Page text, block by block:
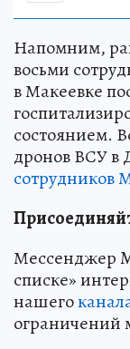
Напомним,
восьми
в Макеевке
состоянием.
дронов ВСУ в
сотрудников
При
Мессенджер
списке»
нашего
ограничений